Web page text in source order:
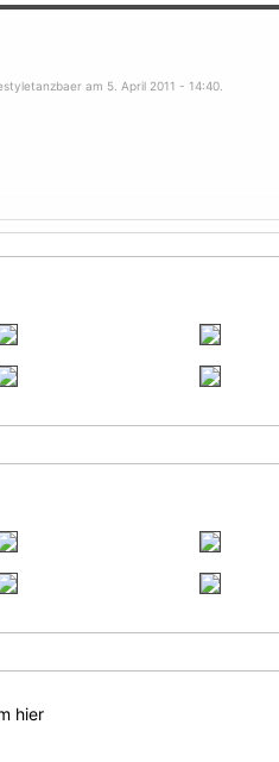
am 5. April 2011 - 14:40.
hier